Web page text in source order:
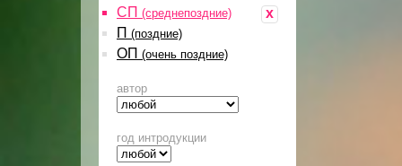
x
СП (среднепоздние)
П (поздние)
ОП (очень поздние)
автор
год интродукции